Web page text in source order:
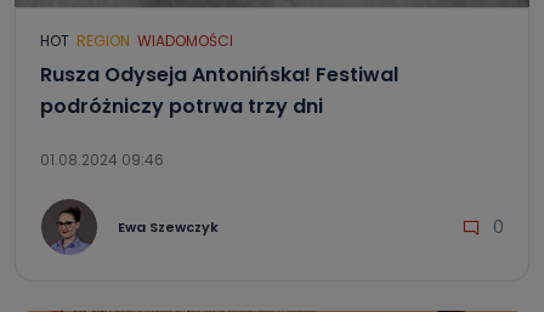
HOT REGION WIADOMOŚCI
Rusza Odyseja Antonińska! Festiwal
podróżniczy potrwa trzy dni
01.08.2024 09:46
Ewa Szewczyk 0